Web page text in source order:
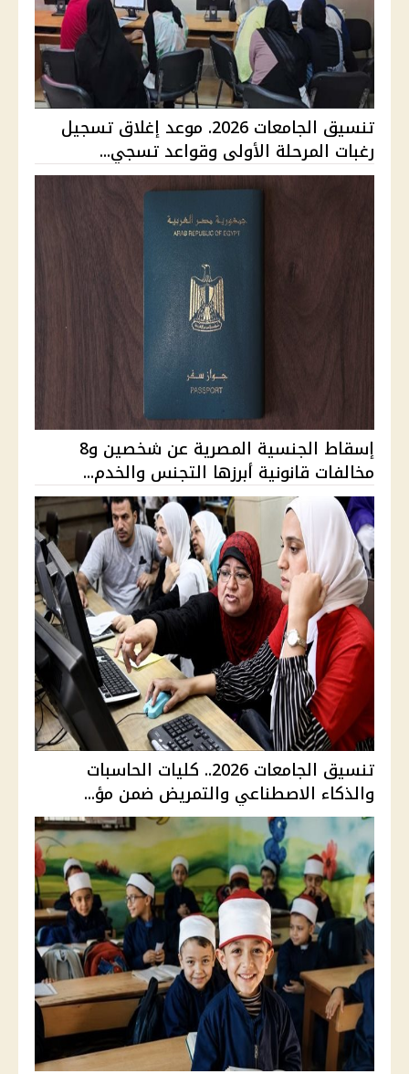
تنسيق الجامعات 2026. موعد إغلاق تسجيل
رغبات المرحلة الأولى وقواعد تسجي...
إسقاط الجنسية المصرية عن شخصين و8
مخالفات قانونية أبرزها التجنس والخدم...
تنسيق الجامعات 2026.. كليات الحاسبات
والذكاء الاصطناعي والتمريض ضمن مؤ...